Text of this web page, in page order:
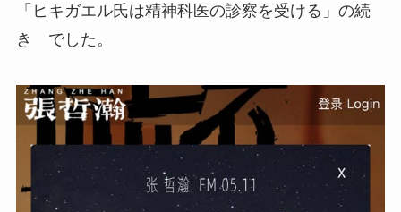
「ヒキガエル氏は精神科医の診察を受ける」の続
き でした。